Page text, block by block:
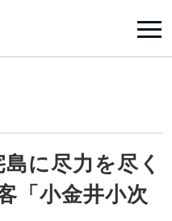
に尽力を尽く
「小金井小次